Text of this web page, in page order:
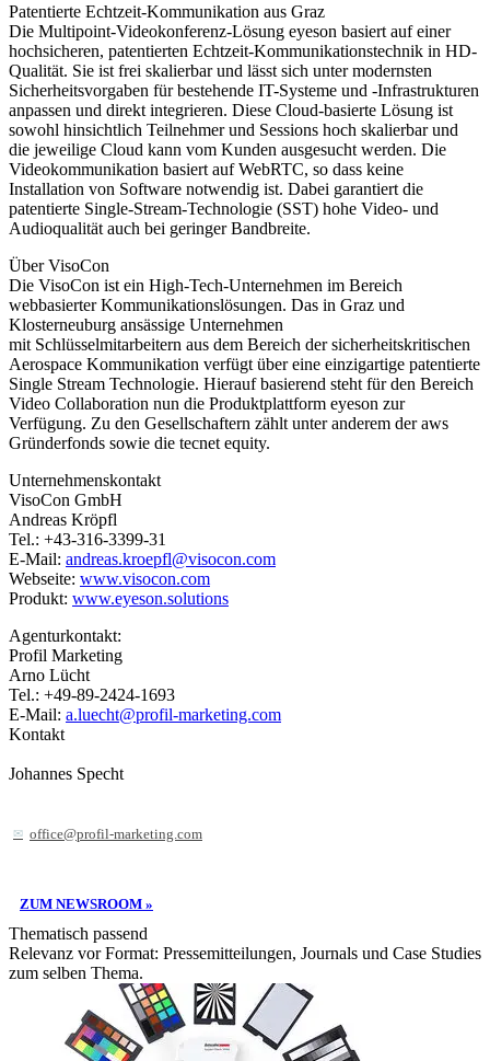
Patentierte Echtzeit-Kommunikation aus Graz
Die Multipoint-Videokonferenz-Lösung eyeson basiert auf einer
hochsicheren, patentierten Echtzeit-Kommunikationstechnik in HD-
Qualität. Sie ist frei skalierbar und lässt sich unter modernsten
Sicherheitsvorgaben für bestehende IT-Systeme und -Infrastrukturen
anpassen und direkt integrieren. Diese Cloud-basierte Lösung ist
sowohl hinsichtlich Teilnehmer und Sessions hoch skalierbar und
die jeweilige Cloud kann vom Kunden ausgesucht werden. Die
Videokommunikation basiert auf WebRTC, so dass keine
Installation von Software notwendig ist. Dabei garantiert die
patentierte Single-Stream-Technologie (SST) hohe Video- und
Audioqualität auch bei geringer Bandbreite.
Über VisoCon
Die VisoCon ist ein High-Tech-Unternehmen im Bereich
webbasierter Kommunikationslösungen. Das in Graz und
Klosterneuburg ansässige Unternehmen
mit Schlüsselmitarbeitern aus dem Bereich der sicherheitskritischen
Aerospace Kommunikation verfügt über eine einzigartige patentierte
Single Stream Technologie. Hierauf basierend steht für den Bereich
Video Collaboration nun die Produktplattform eyeson zur
Verfügung. Zu den Gesellschaftern zählt unter anderem der aws
Gründerfonds sowie die tecnet equity.
Unternehmenskontakt
VisoCon GmbH
Andreas Kröpfl
Tel.: +43-316-3399-31
E-Mail: andreas.kroepfl@visocon.com
Webseite: www.visocon.com
Produkt: www.eyeson.solutions
Agenturkontakt:
Profil Marketing
Arno Lücht
Tel.: +49-89-2424-1693
E-Mail: a.luecht@profil-marketing.com
Kontakt
Johannes Specht
office@profil-marketing.com
ZUM NEWSROOM »
Thematisch passend
Relevanz vor Format: Pressemitteilungen, Journals und Case Studies
zum selben Thema.